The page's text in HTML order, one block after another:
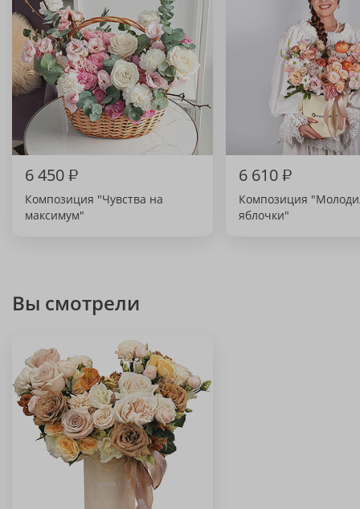
6 450₽
Композиция "Чувства на
максимум"
6 610₽
Композиция
яблочки"
Вы смотрели